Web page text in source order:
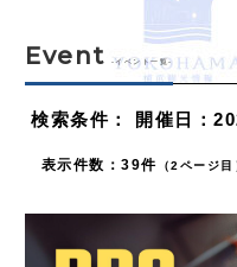
Event -イベント一覧-
検索条件 ： 開催日：
表示件数 ：39件 （2ページ目